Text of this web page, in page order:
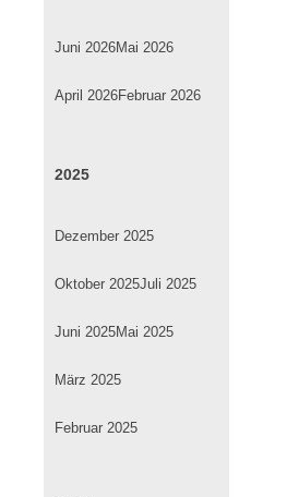
Juni 2026Mai 2026
April 2026Februar 2026
2025
Dezember 2025
Oktober 2025Juli 2025
Juni 2025Mai 2025
März 2025
Februar 2025